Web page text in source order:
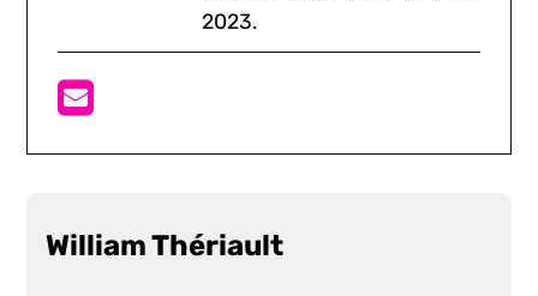
2023.
William Thériault